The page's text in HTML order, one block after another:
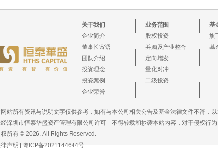
关于我们
企业简介
董事长寄语
团队介绍
投资理念
投资案例
企业荣誉
业务范围
股权投资
并购及产业整合
定向增发
量化对冲
二级投资
基
旗
基
站所有资讯与说明文字仅供参考，如有与本公司相关公告及基金法律文件不符，
深圳市恒泰华盛资产管理有限公司许可，不得转载和抄袭本站内容，对于侵权行
权所有 © 2026. All Rights Reserved.
声明
粤ICP备2021144644号